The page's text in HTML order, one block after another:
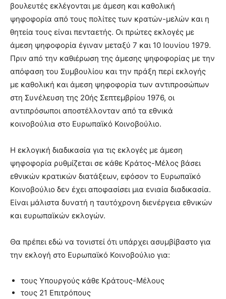
βουλευτές εκλέγονται με άμεση και καθολική
ψηφοφορία από τους πολίτες των κρατών-μελών και η
θητεία τους είναι πενταετής. Οι πρώτες εκλογές με
άμεση ψηφοφορία έγιναν μεταξύ 7 και 10 Ιουνίου 1979.
Πριν από την καθιέρωση της άμεσης ψηφοφορίας με την
απόφαση του Συμβουλίου και την πράξη περί εκλογής
με καθολική και άμεση ψηφοφορία των αντιπροσώπων
στη Συνέλευση της 20ής Σεπτεμβρίου 1976, οι
αντιπρόσωποι αποστέλλονταν από τα εθνικά
κοινοβούλια στο Ευρωπαϊκό Κοινοβούλιο.
Η εκλογική διαδικασία για τις εκλογές με άμεση
ψηφοφορία ρυθμίζεται σε κάθε Κράτος-Μέλος βάσει
εθνικών κρατικών διατάξεων, εφόσον το Ευρωπαϊκό
Κοινοβούλιο δεν έχει αποφασίσει μια ενιαία διαδικασία.
Είναι μάλιστα δυνατή η ταυτόχρονη διενέργεια εθνικών
και ευρωπαϊκών εκλογών.
Θα πρέπει εδώ να τονιστεί ότι υπάρχει ασυμβίβαστο για
την εκλογή στο Ευρωπαϊκό Κοινοβούλιο για:
τους Υπουργούς κάθε Κράτους-Μέλους
τους 21 Επιτρόπους